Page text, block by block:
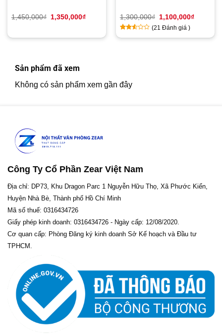
1,450,000₫
Giá
gốc
1,350,000₫Giá
1,300,000₫
Giá
gốc
là:
1,100,000₫Giá
2.45
11
giá
(21 Đánh giá )
Sản phẩm đã xem
Không có sản phẩm xem gần đây
Công Ty Cổ Phần Zear Việt Nam
Địa chỉ: DP73, Khu Dragon Parc 1 Nguyễn Hữu Thọ, Xã Phước Kiển,
Huyện Nhà Bè, Thành phố Hồ Chí Minh
Mã số thuế: 0316434726
Giấy phép kinh doanh: 0316434726 - Ngày cấp: 12/08/2020.
Cơ quan cấp: Phòng Đăng ký kinh doanh Sở Kế hoạch và Đầu tư
TPHCM.